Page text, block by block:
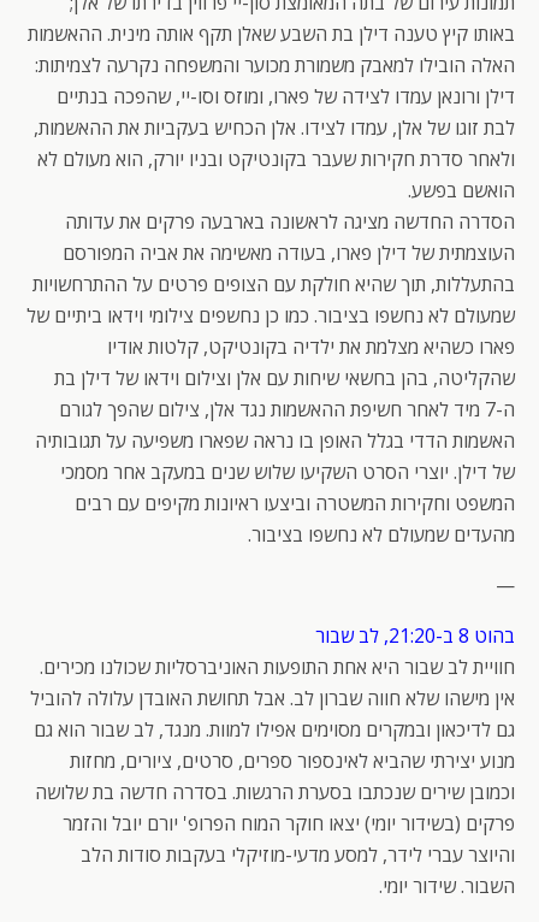
באותו קיץ טענה דילן בת השבע שאלן תקף אותה מינית. ההאשמות
האלה הובילו למאבק משמורת מכוער והמשפחה נקרעה לצמיתות:
דילן ורונאן עמדו לצידה של פארו, ומוזס וסו-יי, שהפכה בנתיים
לבת זוגו של אלן, עמדו לצידו. אלן הכחיש בעקביות את ההאשמות,
ולאחר סדרת חקירות שעבר בקונטיקט ובניו יורק, הוא מעולם לא
הואשם בפשע.
הסדרה החדשה מציגה לראשונה בארבעה פרקים את עדותה
העוצמתית של דילן פארו, בעודה מאשימה את אביה המפורסם
בהתעללות, תוך שהיא חולקת עם הצופים פרטים על ההתרחשויות
שמעולם לא נחשפו בציבור. כמו כן נחשפים צילומי וידאו ביתיים של
פארו כשהיא מצלמת את ילדיה בקונטיקט, קלטות אודיו
שהקליטה, בהן בחשאי שיחות עם אלן וצילום וידאו של דילן בת
ה-7 מיד לאחר חשיפת ההאשמות נגד אלן, צילום שהפך לגורם
האשמות הדדי בגלל האופן בו נראה שפארו משפיעה על תגובותיה
של דילן. יוצרי הסרט השקיעו שלוש שנים במעקב אחר מסמכי
המשפט וחקירות המשטרה וביצעו ראיונות מקיפים עם רבים
מהעדים שמעולם לא נחשפו בציבור.
—
בהוט 8 ב-21:20, לב שבור
חוויית לב שבור היא אחת התופעות האוניברסליות שכולנו מכירים.
אין מישהו שלא חווה שברון לב. אבל תחושת האובדן עלולה להוביל
גם לדיכאון ובמקרים מסוימים אפילו למוות. מנגד, לב שבור הוא גם
מנוע יצירתי שהביא לאינספור ספרים, סרטים, ציורים, מחזות
וכמובן שירים שנכתבו בסערת הרגשות. בסדרה חדשה בת שלושה
פרקים (בשידור יומי) יצאו חוקר המוח הפרופ' יורם יובל והזמר
והיוצר עברי לידר, למסע מדעי-מוזיקלי בעקבות סודות הלב
השבור. שידור יומי.